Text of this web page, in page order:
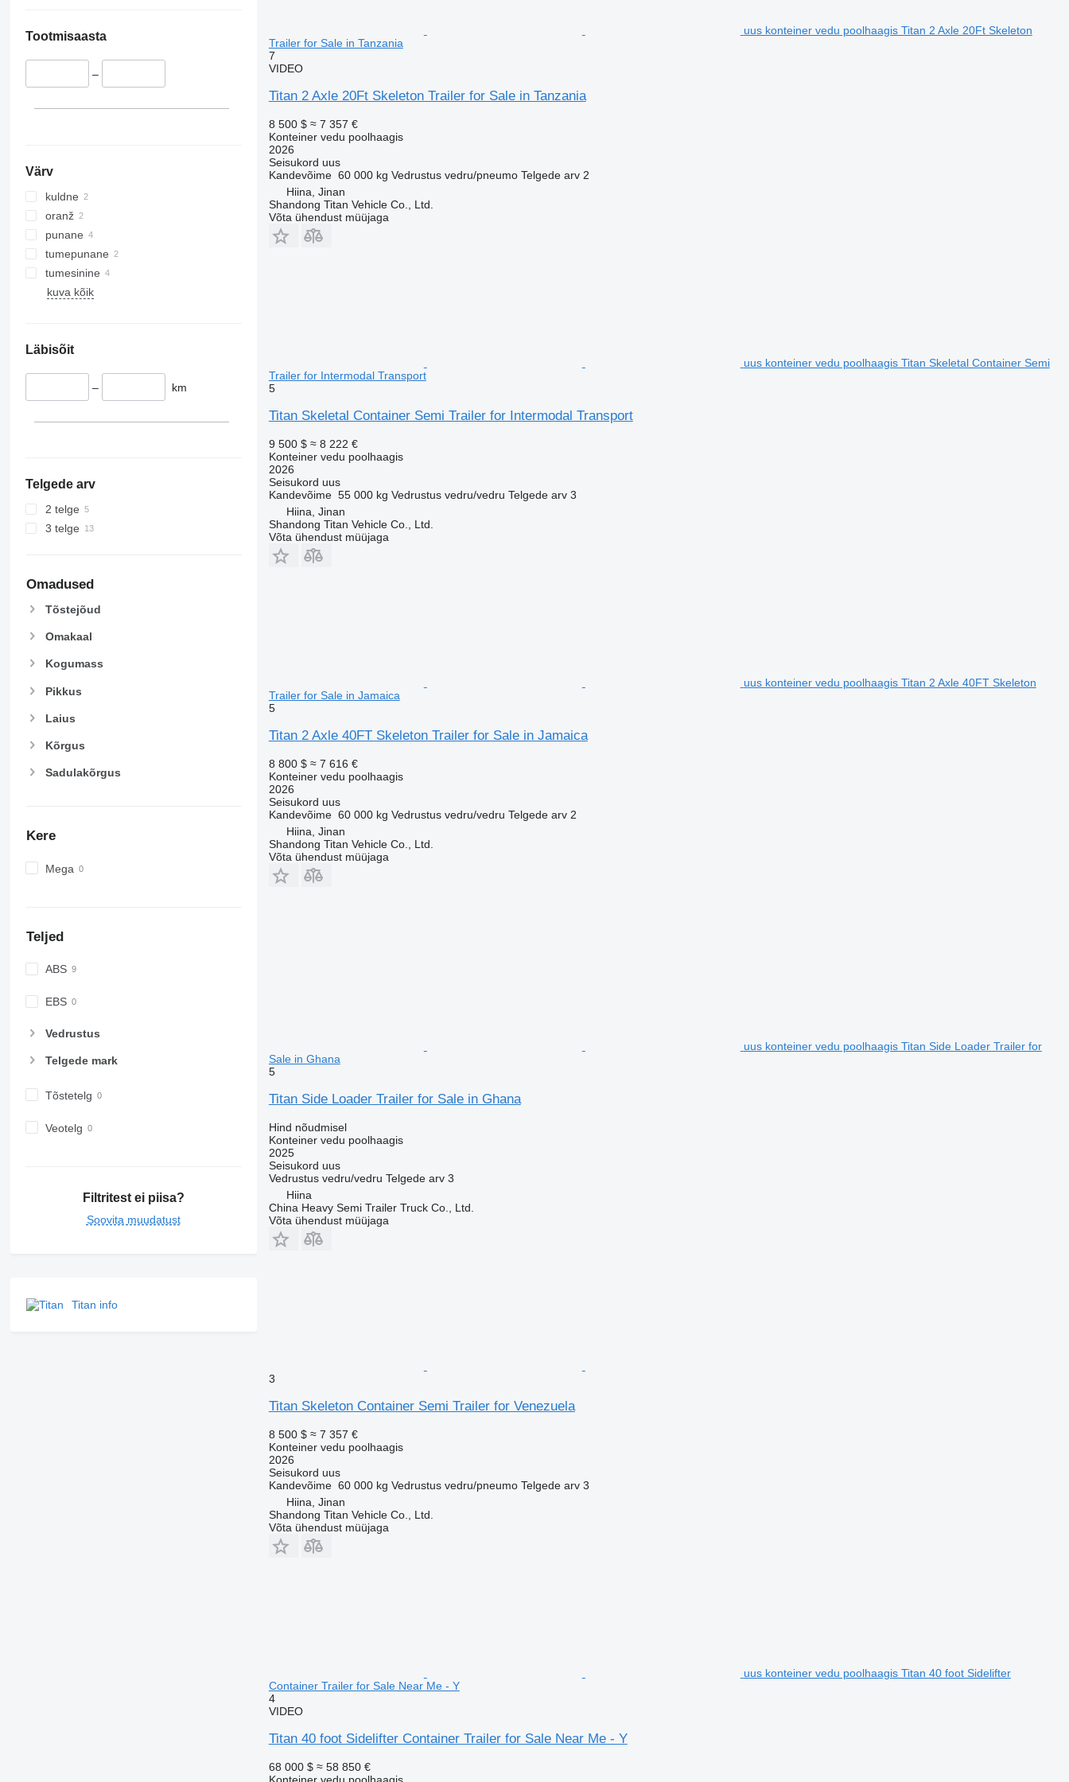
Tootmisaasta
–
Värv
kuldne
oranž
punane
tumepunane
tumesinine
kuva kõik
Läbisõit
– km
Telgede arv
2 telge
3 telge
Omadused
Tõstejõud
Omakaal
Kogumass
Pikkus
Laius
Kõrgus
Sadulakõrgus
Kere
Mega
Teljed
ABS
EBS
Vedrustus
Telgede mark
Tõstetelg
Veotelg
Filtritest ei piisa?
Soovita muudatust
Titan info
uus konteiner vedu poolhaagis Titan 2 Axle 20Ft Skeleton
Trailer for Sale in Tanzania
7
VIDEO
Titan 2 Axle 20Ft Skeleton Trailer for Sale in Tanzania
8 500 $ ≈ 7 357 €
Konteiner vedu poolhaagis
2026
Seisukord uus
Kandevõime 60 000 kg Vedrustus vedru/pneumo Telgede arv 2
Hiina, Jinan
Shandong Titan Vehicle Co., Ltd.
Võta ühendust müüjaga
uus konteiner vedu poolhaagis Titan Skeletal Container Semi
Trailer for Intermodal Transport
5
Titan Skeletal Container Semi Trailer for Intermodal Transport
9 500 $ ≈ 8 222 €
Konteiner vedu poolhaagis
2026
Seisukord uus
Kandevõime 55 000 kg Vedrustus vedru/vedru Telgede arv 3
Hiina, Jinan
Shandong Titan Vehicle Co., Ltd.
Võta ühendust müüjaga
uus konteiner vedu poolhaagis Titan 2 Axle 40FT Skeleton
Trailer for Sale in Jamaica
5
Titan 2 Axle 40FT Skeleton Trailer for Sale in Jamaica
8 800 $ ≈ 7 616 €
Konteiner vedu poolhaagis
2026
Seisukord uus
Kandevõime 60 000 kg Vedrustus vedru/vedru Telgede arv 2
Hiina, Jinan
Shandong Titan Vehicle Co., Ltd.
Võta ühendust müüjaga
uus konteiner vedu poolhaagis Titan Side Loader Trailer for
Sale in Ghana
5
Titan Side Loader Trailer for Sale in Ghana
Hind nõudmisel
Konteiner vedu poolhaagis
2025
Seisukord uus
Vedrustus vedru/vedru Telgede arv 3
Hiina
China Heavy Semi Trailer Truck Co., Ltd.
Võta ühendust müüjaga
3
Titan Skeleton Container Semi Trailer for Venezuela
8 500 $ ≈ 7 357 €
Konteiner vedu poolhaagis
2026
Seisukord uus
Kandevõime 60 000 kg Vedrustus vedru/pneumo Telgede arv 3
Hiina, Jinan
Shandong Titan Vehicle Co., Ltd.
Võta ühendust müüjaga
uus konteiner vedu poolhaagis Titan 40 foot Sidelifter
Container Trailer for Sale Near Me - Y
4
VIDEO
Titan 40 foot Sidelifter Container Trailer for Sale Near Me - Y
68 000 $ ≈ 58 850 €
Konteiner vedu poolhaagis